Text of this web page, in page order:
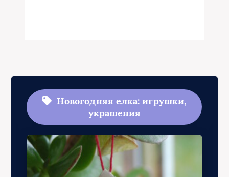
Новогодняя елка: игрушки,
украшения